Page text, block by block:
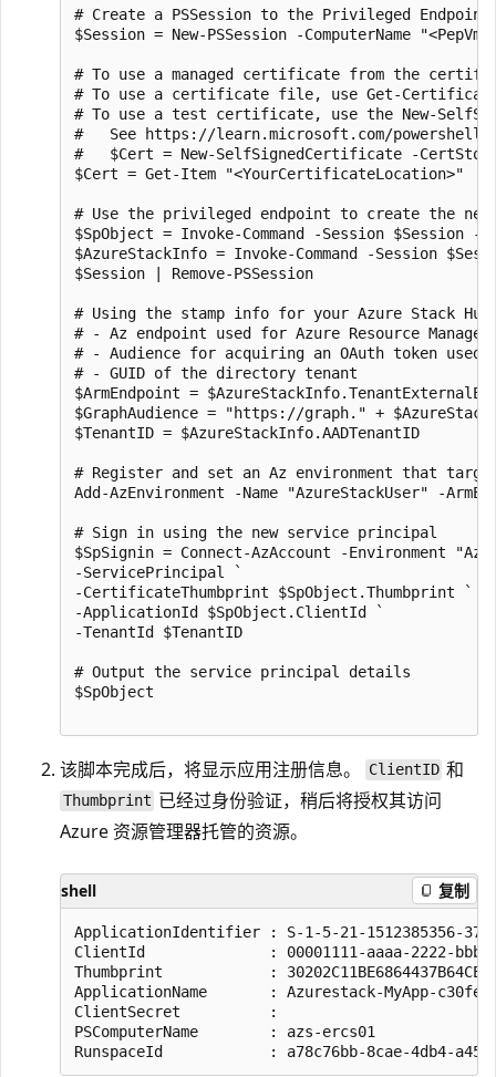
# Create a PSSession to the Privileged Endpoint
$Session = New-PSSession -ComputerName
# To use a managed certificate from the
# To use a certificate file, use Get-
# To use a test certificate, use the New-
#   See https://learn.microsoft.com/
#   $Cert = New-SelfSignedCertificate -
$Cert = Get-Item "<YourCertificateLocation>"
# Use the privileged endpoint to create the
$SpObject = Invoke-Command -Session
$AzureStackInfo = Invoke-Command -Session
$Session | Remove-PSSession
# Using the stamp info for your Azure Stack
# - Az endpoint used for Azure Resource
# - Audience for acquiring an OAuth token used
# - GUID of the directory tenant
$ArmEndpoint =
$GraphAudience = "https://graph." +
$TenantID = $AzureStackInfo.AADTenantID
# Register and set an Az environment that
Add-AzEnvironment -Name "AzureStackUser" -
# Sign in using the new service principal
$SpSignin = Connect-AzAccount -Environment
-ServicePrincipal `
-CertificateThumbprint $SpObject.Thumbprint `
-ApplicationId $SpObject.ClientId `
-TenantId $TenantID
# Output the service principal details
$SpObject
该脚本完成后，将显示应用注册信息。 ClientID 和
Thumbprint 已经过身份验证，稍后将授权其访问
Azure 资源管理器托管的资源。
shell 复制
ApplicationIdentifier : S-1-5-21-1512385356-
ClientId              : 00001111-aaaa-2222-bbbb-
Thumbprint            :
ApplicationName       : Azurestack-MyApp-
ClientSecret          :
PSComputerName        : azs-ercs01